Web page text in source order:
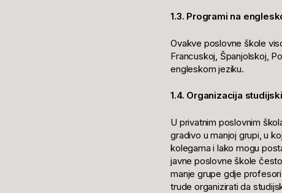
1.3. Programi na
Ovakve poslovne škole
Francuskoj, Španjolskoj,
engleskom jeziku.
1.4. Organizacija
U privatnim poslovnim
gradivo u manjoj grupi, u
kolegama i lako mogu
javne poslovne škole
manje grupe gdje
trude organizirati da